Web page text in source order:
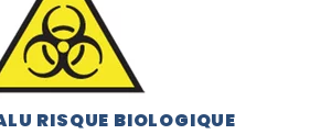
RISQUE BIOLOGIQUE